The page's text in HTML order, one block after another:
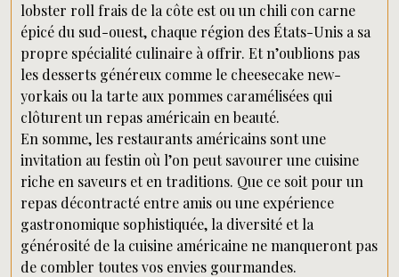
lobster roll frais de la côte est ou un chili con carne
épicé du sud-ouest, chaque région des États-Unis a sa
propre spécialité culinaire à offrir. Et n’oublions pas
les desserts généreux comme le cheesecake new-
yorkais ou la tarte aux pommes caramélisées qui
clôturent un repas américain en beauté.
En somme, les restaurants américains sont une
invitation au festin où l’on peut savourer une cuisine
riche en saveurs et en traditions. Que ce soit pour un
repas décontracté entre amis ou une expérience
gastronomique sophistiquée, la diversité et la
générosité de la cuisine américaine ne manqueront pas
de combler toutes vos envies gourmandes.